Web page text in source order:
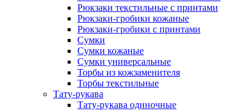
Рюкзаки текстильные с принтами
Рюкзаки-гробики кожаные
Рюкзаки-гробики с принтами
Сумки
Сумки кожаные
Сумки универсальные
Торбы из кожзаменителя
Торбы текстильные
Тату-рукава
Тату-рукава одиночные